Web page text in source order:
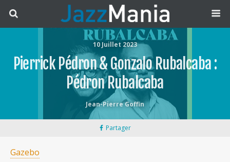
10 Juillet 2023
Pierrick Pédron & Gonzalo Rubalcaba :
Pédron Rubalcaba
Jean-Pierre Goffin
Partager
Gazebo